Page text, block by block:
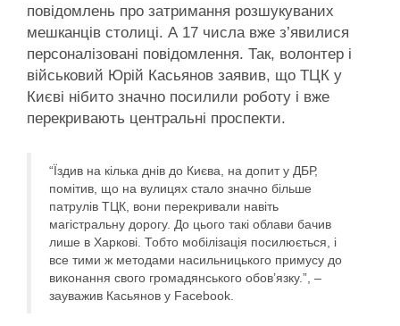
повідомлень про затримання розшукуваних
мешканців столиці. А 17 числа вже з’явилися
персоналізовані повідомлення. Так, волонтер і
військовий Юрій Касьянов заявив, що ТЦК у
Києві нібито значно посилили роботу і вже
перекривають центральні проспекти.
“Їздив на кілька днів до Києва, на допит у ДБР,
помітив, що на вулицях стало значно більше
патрулів ТЦК, вони перекривали навіть
магістральну дорогу. До цього такі облави бачив
лише в Харкові. Тобто мобілізація посилюється, і
все тими ж методами насильницького примусу до
виконання свого громадянського обов’язку.”, –
зауважив Касьянов у Facebook.